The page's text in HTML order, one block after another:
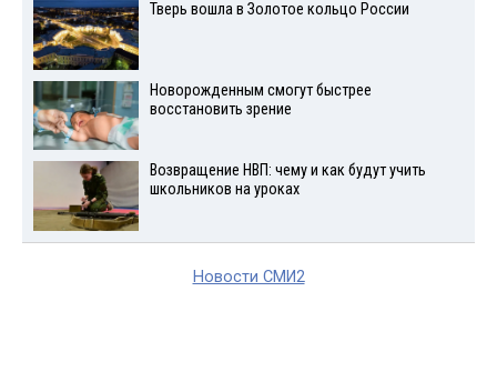
Тверь вошла в Золотое кольцо России
Новорожденным смогут быстрее
восстановить зрение
Возвращение НВП: чему и как будут учить
школьников на уроках
Новости СМИ2